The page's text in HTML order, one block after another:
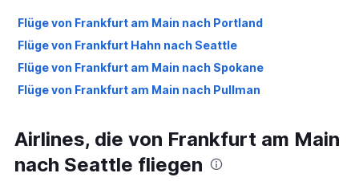
Flüge von Frankfurt am Main nach Portland
Flüge von Frankfurt Hahn nach Seattle
Flüge von Frankfurt am Main nach Spokane
Flüge von Frankfurt am Main nach Pullman
Airlines, die von Frankfurt am Main
nach Seattle fliegen